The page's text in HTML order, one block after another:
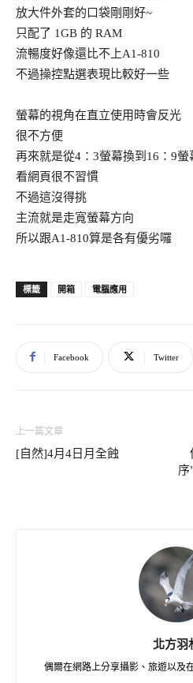
放大件外套的口袋剛剛好~
只配了 1GB 的 RAM
流暢度好像還比不上A1-810
不過操控點選表現比較好一些
螢幕的視角在直立使用時會反光
很不方便
再來就是從4：3螢幕換到16：9螢
看網頁很不習慣
不過這沒得挑
主流就是走寬螢幕方向
所以跟A1-810算是各有優劣囉
標籤 開箱 電腦應用
Facebook Twitter
上一篇文章
[自然]4月4日月全蝕
序
北方羽
偶爾在網路上分享攝影、旅遊以及